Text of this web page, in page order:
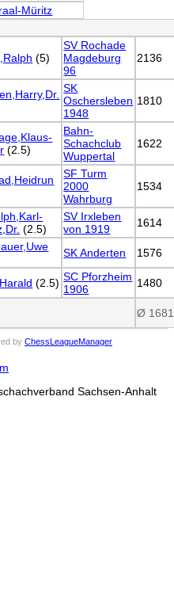
Müritz
(5)
SV Rochade
Magdeburg
96
2136
SK
Oschersleben
1948
1810
(2.5)
Bahn-
Schachclub
Wuppertal
1622
SF Turm
2000
Wahrburg
1534
(2.5)
SV Irxleben
von 1919
1614
SK Anderten
1576
(2.5) SC Pforzheim
1906
1480
Ø 1681
by ChessLeagueManager
Sachsen-Anhalt